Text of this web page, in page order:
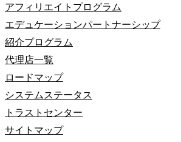
アフィリエイトプログラム
エデュケーションパートナーシップ
紹介プログラム
代理店一覧
ロードマップ
システムステータス
トラストセンター
サイトマップ